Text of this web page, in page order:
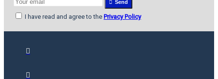
Send
I have read and agree to the Privacy Policy